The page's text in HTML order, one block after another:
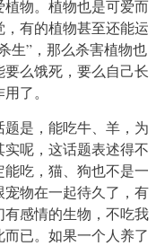
物。植物也是可爱而
有的植物甚至还能运
生”，那么杀害植物也
么饿死，要么自己长
了。
是，能吃牛、羊，为
呢，这话题表述得不
吃，猫、狗也不是一
物在一起待久了，有
感情的生物，不吃我
已。如果一个人养了